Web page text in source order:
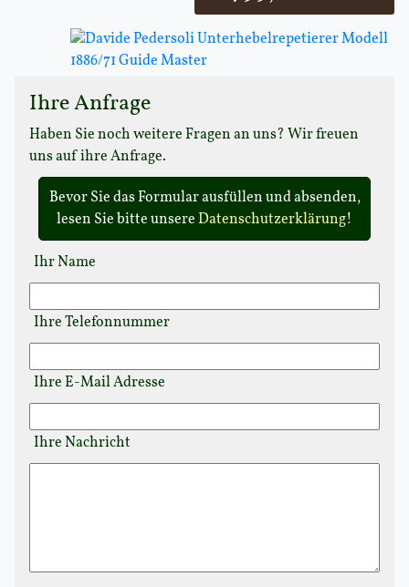
Ihre Anfrage
Haben Sie noch weitere Fragen an uns? Wir freuen
uns auf ihre Anfrage.
Bevor Sie das Formular ausfüllen und absenden,
lesen Sie bitte unsere Datenschutzerklärung!
Ihr Name
Ihre Telefonnummer
Ihre E-Mail Adresse
Ihre Nachricht